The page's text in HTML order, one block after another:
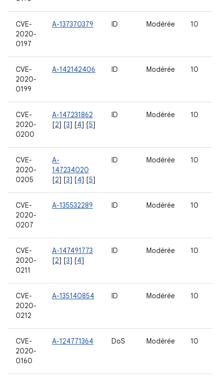
CVE-
2020-
0197
A-137370379 ID Modérée 10
CVE-
2020-
0199
A-142142406 ID Modérée 10
CVE-
2020-
0200
A-147231862
[2] [3] [4] [5]
ID Modérée 10
CVE-
2020-
0205
A-
147234020
[2] [3] [4] [5]
ID Modérée 10
CVE-
2020-
0207
A-135532289 ID Modérée 10
CVE-
2020-
0211
A-147491773
[2] [3] [4]
ID Modérée 10
CVE-
2020-
0212
A-135140854 ID Modérée 10
CVE-
2020-
0160
A-124771364 DoS Modérée 10